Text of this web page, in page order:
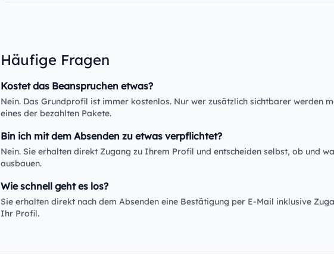
Häufige Fragen
Kostet das Beanspruchen etwas?
Nein. Das Grundprofil ist immer kostenlos. Nur wer zusätzlich sichtbarer werden
eines der bezahlten Pakete.
Bin ich mit dem Absenden zu etwas verpflichtet?
Nein. Sie erhalten direkt Zugang zu Ihrem Profil und entscheiden selbst, ob und
ausbauen.
Wie schnell geht es los?
Sie erhalten direkt nach dem Absenden eine Bestätigung per E-Mail inklusive
Ihr Profil.